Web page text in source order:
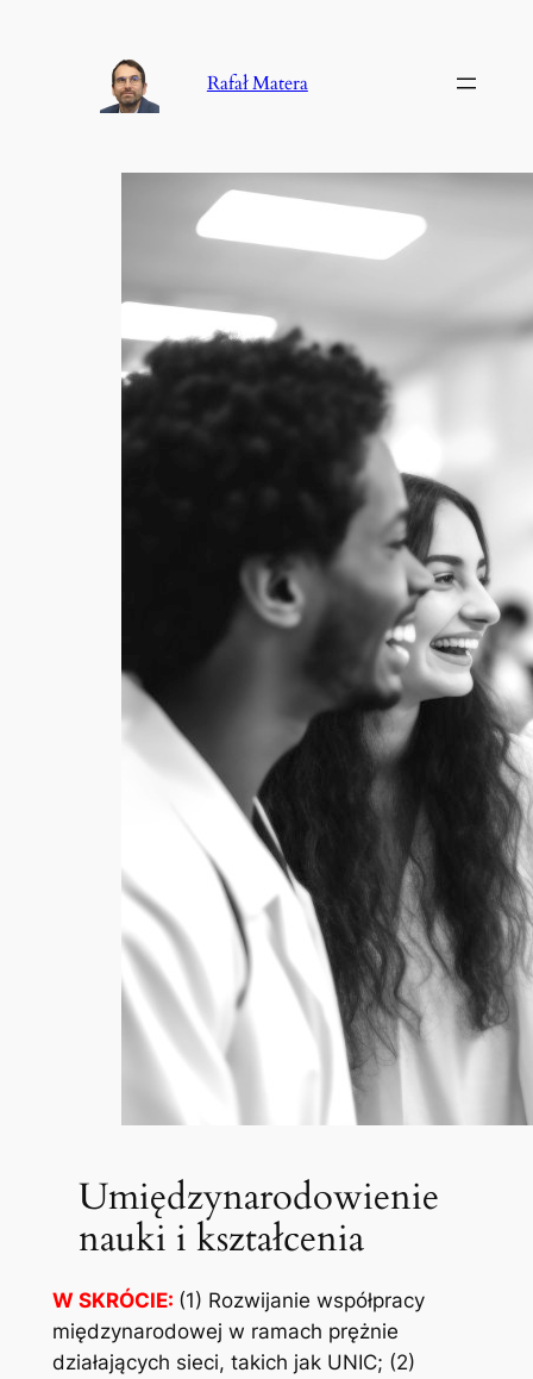
Rafał Matera
Umiędzynarodowienie
nauki i kształcenia
W SKRÓCIE: (1) Rozwijanie współpracy
międzynarodowej w ramach prężnie
działających sieci, takich jak UNIC; (2)